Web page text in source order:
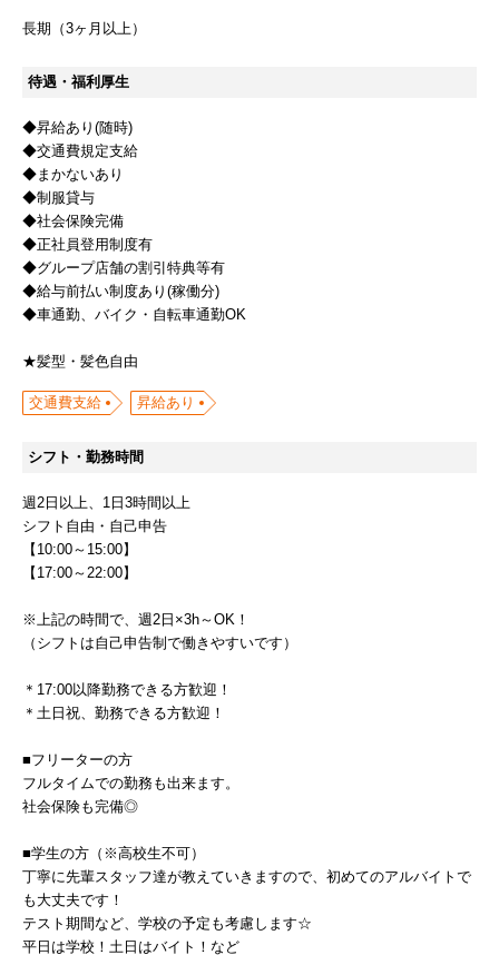
長期（3ヶ月以上）
待遇・福利厚生
◆昇給あり(随時)
◆交通費規定支給
◆まかないあり
◆制服貸与
◆社会保険完備
◆正社員登用制度有
◆グループ店舗の割引特典等有
◆給与前払い制度あり(稼働分)
◆車通勤、バイク・自転車通勤OK
★髪型・髪色自由
交通費支給 昇給あり
シフト・勤務時間
週2日以上、1日3時間以上
シフト自由・自己申告
【10:00～15:00】
【17:00～22:00】
※上記の時間で、週2日×3h～OK！
（シフトは自己申告制で働きやすいです）
＊17:00以降勤務できる方歓迎！
＊土日祝、勤務できる方歓迎！
■フリーターの方
フルタイムでの勤務も出来ます。
社会保険も完備◎
■学生の方（※高校生不可）
丁寧に先輩スタッフ達が教えていきますので、初めてのアルバイトで
も大丈夫です！
テスト期間など、学校の予定も考慮します☆
平日は学校！土日はバイト！など